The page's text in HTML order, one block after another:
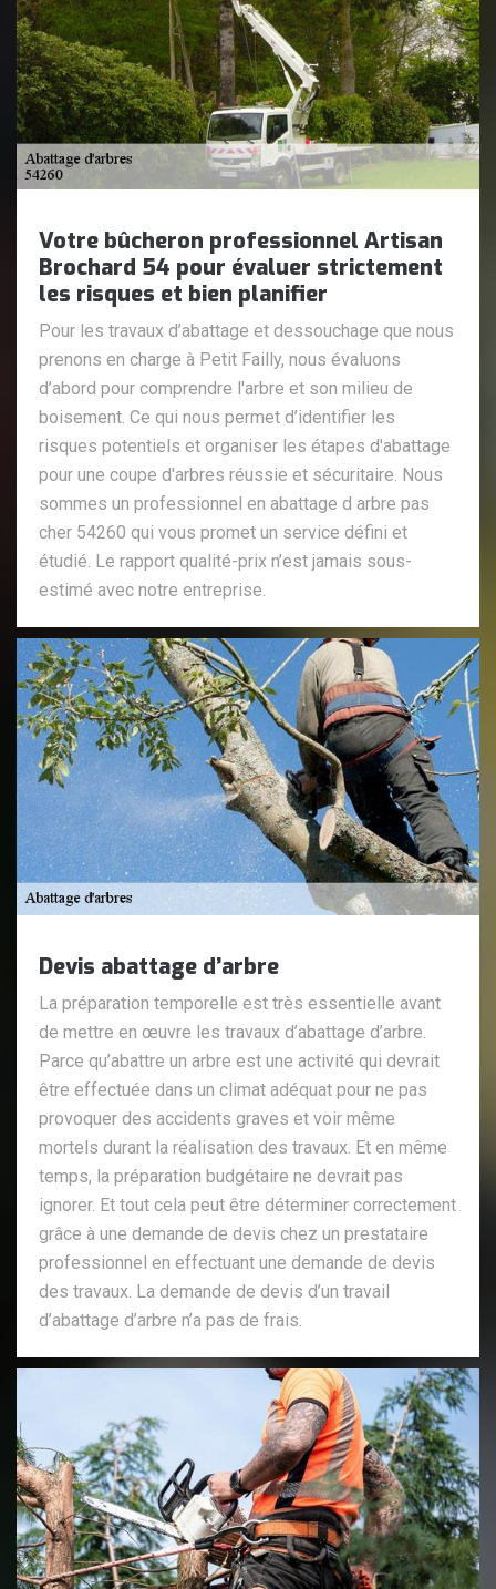
Votre bûcheron professionnel Artisan
Brochard 54 pour évaluer strictement
les risques et bien planifier
Pour les travaux d’abattage et dessouchage que nous
prenons en charge à Petit Failly, nous évaluons
d’abord pour comprendre l'arbre et son milieu de
boisement. Ce qui nous permet d’identifier les
risques potentiels et organiser les étapes d'abattage
pour une coupe d'arbres réussie et sécuritaire. Nous
sommes un professionnel en abattage d arbre pas
cher 54260 qui vous promet un service défini et
étudié. Le rapport qualité-prix n’est jamais sous-
estimé avec notre entreprise.
Devis abattage d’arbre
La préparation temporelle est très essentielle avant
de mettre en œuvre les travaux d’abattage d’arbre.
Parce qu’abattre un arbre est une activité qui devrait
être effectuée dans un climat adéquat pour ne pas
provoquer des accidents graves et voir même
mortels durant la réalisation des travaux. Et en même
temps, la préparation budgétaire ne devrait pas
ignorer. Et tout cela peut être déterminer correctement
grâce à une demande de devis chez un prestataire
professionnel en effectuant une demande de devis
des travaux. La demande de devis d’un travail
d’abattage d’arbre n’a pas de frais.